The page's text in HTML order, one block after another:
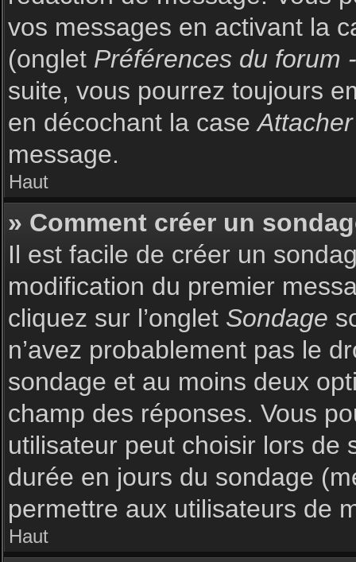
vos messages en activant la
(onglet Préférences du forum
suite, vous pourrez toujours
en décochant la case
message.
Haut
» Comment créer un
Il est facile de créer un
modification du premier
cliquez sur l’onglet Sondage
n’avez probablement pas le
sondage et au moins deux
champ des réponses. Vous
utilisateur peut choisir lors de
durée en jours du sondage
permettre aux utilisateurs de
Haut